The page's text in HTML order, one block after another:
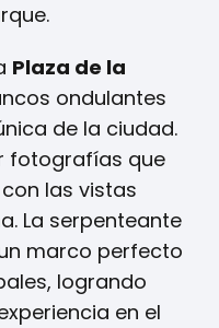
Plaza de la
ondulantes
de la ciudad.
fotografías que
las vistas
La serpenteante
marco perfecto
logrando
en el